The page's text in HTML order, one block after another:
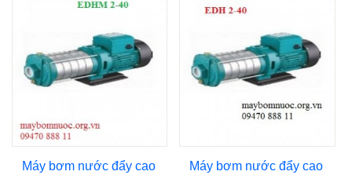
Máy bơm nước đẩy cao
Máy bơm nước đẩy cao